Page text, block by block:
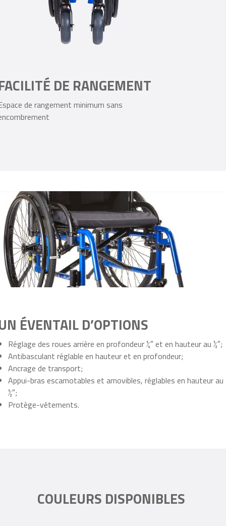
DE RANGEMENT
de rangement minimum sans
ÉVENTAIL D’OPTIONS
Réglage des roues arrière en profondeur ¼″ et en hauteur au ½″;
Antibasculant réglable en hauteur et en profondeur;
Ancrage de transport;
Appui-bras escamotables et amovibles, réglables en hauteur au
½″;
Protège-vêtements.
COULEURS DISPONIBLES